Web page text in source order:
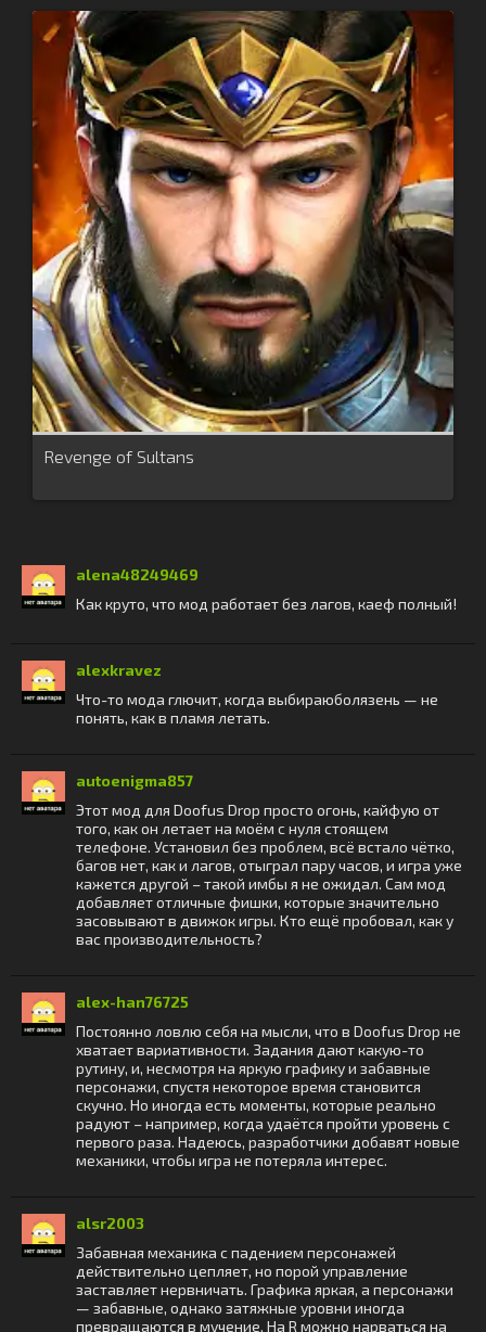
Revenge of Sultans
alena48249469
Как круто, что мод работает без лагов, каеф полный!
alexkravez
Что-то мода глючит, когда выбираюболязень — не
понять, как в пламя летать.
autoenigma857
Этот мод для Doofus Drop просто огонь, кайфую от
того, как он летает на моём с нуля стоящем
телефоне. Установил без проблем, всё встало чётко,
багов нет, как и лагов, отыграл пару часов, и игра уже
кажется другой – такой имбы я не ожидал. Сам мод
добавляет отличные фишки, которые значительно
засовывают в движок игры. Кто ещё пробовал, как у
вас производительность?
alex-han76725
Постоянно ловлю себя на мысли, что в Doofus Drop не
хватает вариативности. Задания дают какую-то
рутину, и, несмотря на яркую графику и забавные
персонажи, спустя некоторое время становится
скучно. Но иногда есть моменты, которые реально
радуют – например, когда удаётся пройти уровень с
первого раза. Надеюсь, разработчики добавят новые
механики, чтобы игра не потеряла интерес.
alsr2003
Забавная механика с падением персонажей
действительно цепляет, но порой управление
заставляет нервничать. Графика яркая, а персонажи
— забавные, однако затяжные уровни иногда
превращаются в мучение. На R можно нарваться на